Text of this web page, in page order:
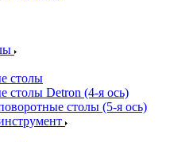
столы
столы Detron (4-я ось)
столы (5-я ось)